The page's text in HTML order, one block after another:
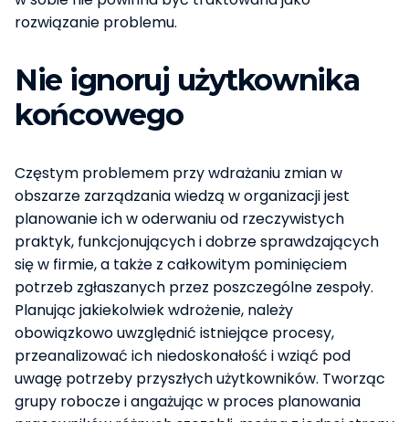
rozwiązanie problemu.
Nie ignoruj użytkownika
końcowego
Częstym problemem przy wdrażaniu zmian w
obszarze zarządzania wiedzą w organizacji jest
planowanie ich w oderwaniu od rzeczywistych
praktyk, funkcjonujących i dobrze sprawdzających
się w firmie, a także z całkowitym pominięciem
potrzeb zgłaszanych przez poszczególne zespoły.
Planując jakiekolwiek wdrożenie, należy
obowiązkowo uwzględnić istniejące procesy,
przeanalizować ich niedoskonałość i wziąć pod
uwagę potrzeby przyszłych użytkowników. Tworząc
grupy robocze i angażując w proces planowania